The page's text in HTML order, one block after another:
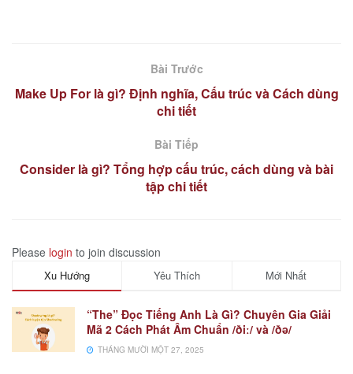
Bài Trước
Make Up For là gì? Định nghĩa, Cấu trúc và Cách dùng
chi tiết
Bài Tiếp
Consider là gì? Tổng hợp cấu trúc, cách dùng và bài
tập chi tiết
Please login to join discussion
Xu Hướng Yêu Thích Mới Nhất
“The” Đọc Tiếng Anh Là Gì? Chuyên Gia Giải
Mã 2 Cách Phát Âm Chuẩn /ðiː/ và /ðə/
THÁNG MƯỜI MỘT 27, 2025